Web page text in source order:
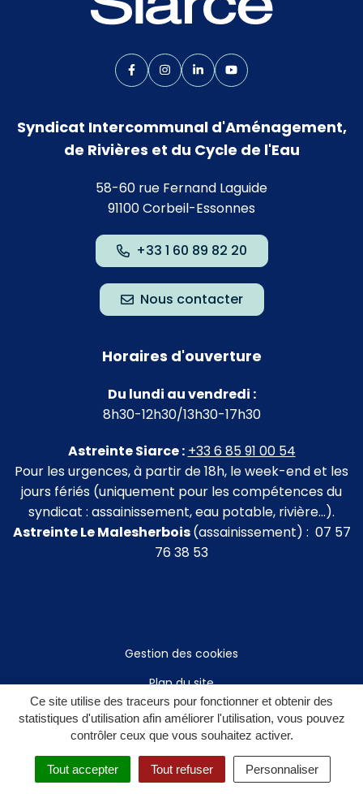
Ce site utilise des traceurs pour fonctionner et obtenir des
statistiques d'utilisation afin améliorer l'utilisation, vous pouvez
contrôler ceux que vous souhaitez activer.
Tout accepter Tout refuser Personnaliser
Lien vers le compte Facebook
Lien vers le compte Instagram
Lien vers le compte Linkedin
Lien vers la chaîne
Syndicat Intercommunal d'Aménagement,
de Rivières et du Cycle de l'Eau
58-60 rue Fernand Laguide
91100 Corbeil-Essonnes
+33 1 60 89 82 20
Nous contacter
Horaires d'ouverture
Du lundi au vendredi :
8h30-12h30/13h30-17h30
Astreinte Siarce : +33 6 85 91 00 54
Pour les urgences, à partir de 18h, le week-end et les
jours fériés (uniquement pour les compétences du
syndicat : assainissement, eau potable, rivière…).
Astreinte Le Malesherbois(assainissement) : 07 57
76 38 53
Gestion des cookies
Plan du site
Mentions légales
Politique de confidentialité
Accessibilité : non conforme